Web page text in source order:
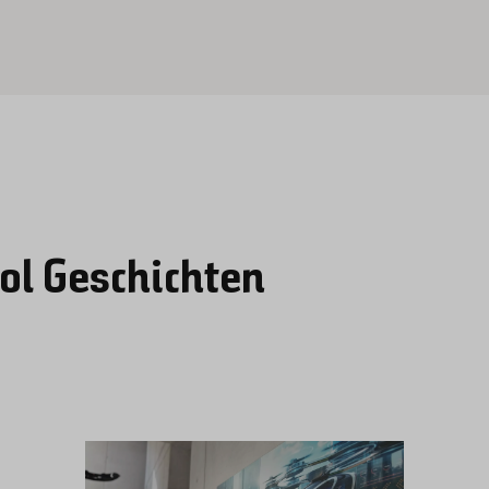
Geschichten